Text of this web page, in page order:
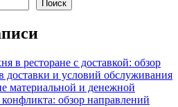
Поиск
в ресторане с доставкой: обзор
доставки и условий обслуживания
материальной и денежной
обзор направлений